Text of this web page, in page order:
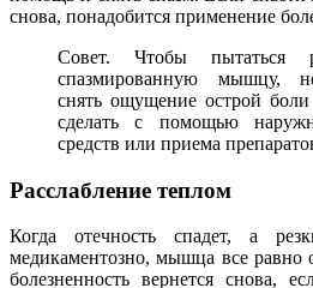
снова, понадобится применение
Совет. Чтобы пытаться
спазмированную мышцу,
снять ощущение острой
сделать с помощью
средств или приема
Расслабление теплом
Когда отечность спадет, а
медикаментозно, мышца все равно
болезненность вернется снова,